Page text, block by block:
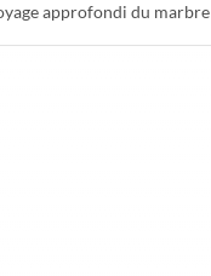
approfondi du marbre